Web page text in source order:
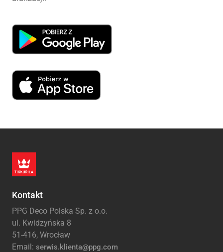
Kontakt
PPG Deco Polska Sp. z o.o.
ul. Kwidzyńska 8
51-416, Wrocław
Email: serwis.klienta@ppg.com